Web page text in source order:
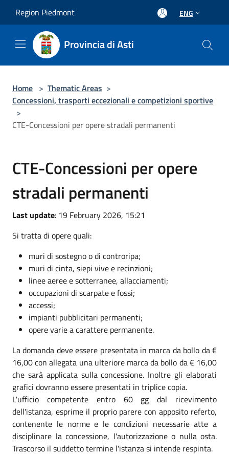
Region Piedmont ENG
Provincia di Asti
Home > Thematic Areas >
Concessioni, trasporti eccezionali e competizioni sportive
>
CTE-Concessioni per opere stradali permanenti
CTE-Concessioni per opere
stradali permanenti
Last update: 19 February 2026, 15:21
Si tratta di opere quali:
muri di sostegno o di controripa;
muri di cinta, siepi vive e recinzioni;
linee aeree e sotterranee, allacciamenti;
occupazioni di scarpate e fossi;
accessi;
impianti pubblicitari permanenti;
opere varie a carattere permanente.
La domanda deve essere presentata in marca da bollo da €
16,00 con allegata una ulteriore marca da bollo da € 16,00
che sarà applicata sulla concessione. Inoltre gli elaborati
grafici dovranno essere presentati in triplice copia.
L'ufficio competente entro 60 gg dal ricevimento
dell'istanza, esprime il proprio parere con apposito referto,
contenente le norme e le condizioni necessarie atte a
disciplinare la concessione, l'autorizzazione o nulla osta.
Trascorso il suddetto termine l'istanza si intende respinta.